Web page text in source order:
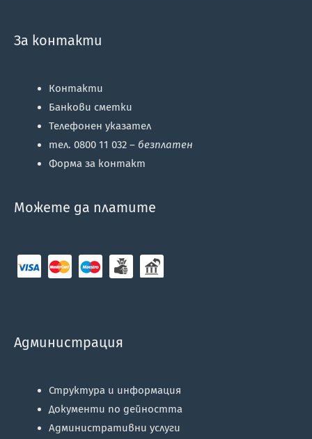
За контакти
Контакти
Банкови сметки
Телефонен указател
тел. 0800 11 032 – безплатен
Форма за контакт
Можете да платите
Администрация
Структура и информация
Документи по дейността
Административни услуги